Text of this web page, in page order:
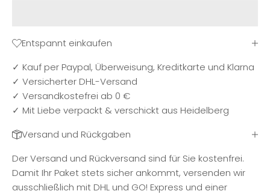
Entspannt einkaufen
✓ Kauf per Paypal, Überweisung, Kreditkarte und Klarna
✓ Versicherter DHL-Versand
✓ Versandkostefrei ab 0 €
✓ Mit Liebe verpackt & verschickt aus Heidelberg
Versand und Rückgaben
Der Versand und Rückversand sind für Sie kostenfrei.
Damit Ihr Paket stets sicher ankommt, versenden wir
ausschließlich mit DHL und GO! Express und einer